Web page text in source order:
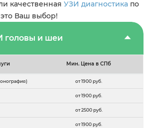
качественная УЗИ диагностика по
Ваш выбор!
головы и шеи
Мин. Цена в СПб
от 1900 руб.
от 1900 руб.
от 2500 руб.
от 1900 руб.